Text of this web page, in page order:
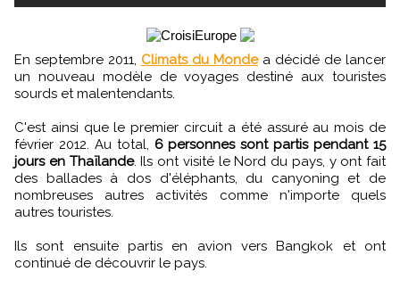
En septembre 2011, Climats du Mondea décidé de lancer
un nouveau modèle de voyages destiné aux touristes
sourds et malentendants.
C'est ainsi que le premier circuit a été assuré au mois de
février 2012. Au total, 6 personnes sont partis pendant 15
jours en Thaïlande. Ils ont visité le Nord du pays, y ont fait
des ballades à dos d'éléphants, du canyoning et de
nombreuses autres activités comme n'importe quels
autres touristes.
Ils sont ensuite partis en avion vers Bangkok et ont
continué de découvrir le pays.